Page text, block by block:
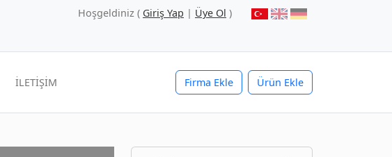
Hoşgeldiniz ( Giriş Yap | Üye Ol )
Firma Ekle Ürün Ekle
İLETİŞİM